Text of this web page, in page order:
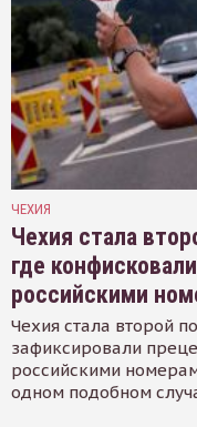
ЧЕХИЯ
Чехия стала
где
российскими
Чехия стала второй
зафиксировали
российскими
одном подобном